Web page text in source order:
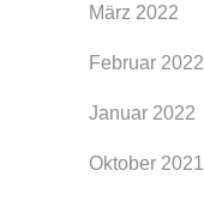
März 2022
Februar 2022
Januar 2022
Oktober 2021